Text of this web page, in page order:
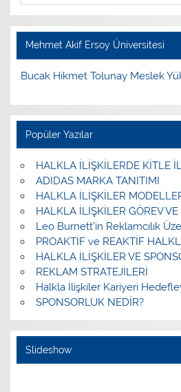
Mehmet Akif Ersoy Üniversitesi
Bucak Hikmet Tolunay Meslek
Popüler Yazılar
HALKLA İLİŞKİLERDE KİTLE
ADIDAS MARKA TANITIMI
HALKLA İLİŞKİLER
HALKLA İLİŞKİLER GÖREV
Leo Burnett’in Reklamcılık
PROAKTİF ve REAKTİF
HALKLA İLİŞKİLER VE
REKLAM STRATEJİLERİ
Halkla İlişkiler Kariyeri
SPONSORLUK NEDİR?
Slideshow